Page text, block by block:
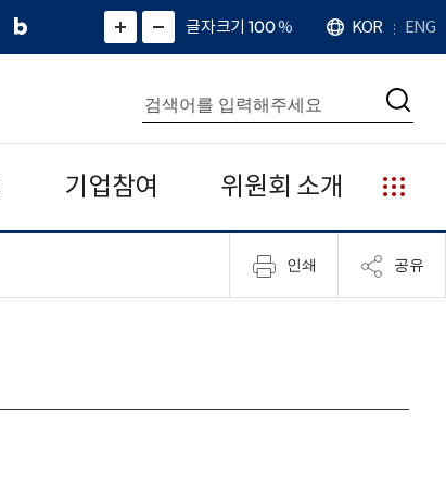
네
그
)
화
면
면
소
확
대
치
글자크기 100%
언
어
KOR ENG
통
합
검
색
검
기업참여 위원회 소개
누
리
집
안
인쇄 공유